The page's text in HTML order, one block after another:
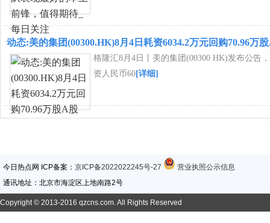
动态:美的集团(00300.HK)8月4日耗资6034.2万元回购70.96万
格隆汇8月4日丨美的集团(00300 HK)发布公告
资人民币60[详细]
今日热点网 ICP备案： 京ICP备2022022245号-27
营业执照公示信息
通讯地址：北京市海淀区上地南路2号
Copyright © 2013-2016 qzcns.com. All Rights Reserved